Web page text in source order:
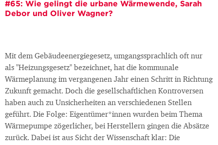
#65: Wie gelingt die urbane Wärmewende, Sarah
Debor und Oliver Wagner?
Mit dem Gebäudeenergiegesetz, umgangssprachlich oft nur
als "Heizungsgesetz" bezeichnet, hat die kommunale
Wärmeplanung im vergangenen Jahr einen Schritt in Richtung
Zukunft gemacht. Doch die gesellschaftlichen Kontroversen
haben auch zu Unsicherheiten an verschiedenen Stellen
geführt. Die Folge: Eigentümer*innen wurden beim Thema
Wärmepumpe zögerlicher, bei Herstellern gingen die Absätze
zurück. Dabei ist aus Sicht der Wissenschaft klar: Die